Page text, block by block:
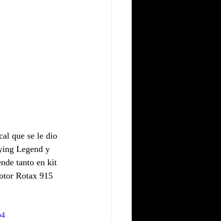
que se le dio
Legend y
tanto en kit
Rotax 915